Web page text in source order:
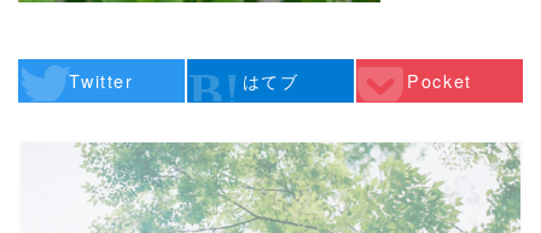
Twitter はてブ Pocket